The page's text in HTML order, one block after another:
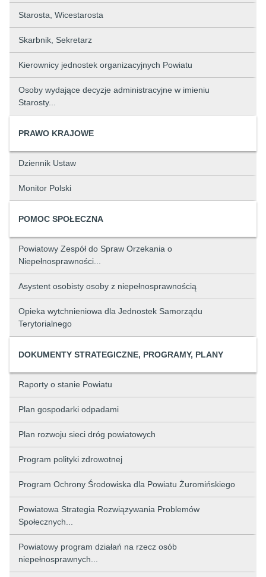
Starosta, Wicestarosta
Skarbnik, Sekretarz
Kierownicy jednostek organizacyjnych Powiatu
Osoby wydające decyzje administracyjne w imieniu
Starosty...
PRAWO KRAJOWE
Dziennik Ustaw
Monitor Polski
POMOC SPOŁECZNA
Powiatowy Zespół do Spraw Orzekania o
Niepełnosprawności...
Asystent osobisty osoby z niepełnosprawnością
Opieka wytchnieniowa dla Jednostek Samorządu
Terytorialnego
DOKUMENTY STRATEGICZNE, PROGRAMY, PLANY
Raporty o stanie Powiatu
Plan gospodarki odpadami
Plan rozwoju sieci dróg powiatowych
Program polityki zdrowotnej
Program Ochrony Środowiska dla Powiatu Żuromińskiego
Powiatowa Strategia Rozwiązywania Problemów
Społecznych...
Powiatowy program działań na rzecz osób
niepełnosprawnych...